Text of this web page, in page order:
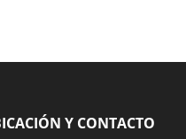
Y CONTACTO